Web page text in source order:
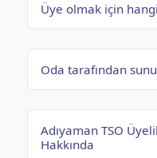
Üye olmak için
Oda tarafından
Adıyaman TSO
Hakkında